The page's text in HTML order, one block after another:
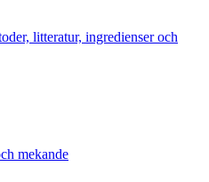
litteratur, ingredienser och
mekande